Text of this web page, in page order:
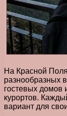
На Красной
разнообразных
гостевых домов
курортов.
вариант для